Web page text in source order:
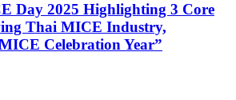
Day 2025 Highlighting 3 Core
Thai MICE Industry,
Celebration Year”